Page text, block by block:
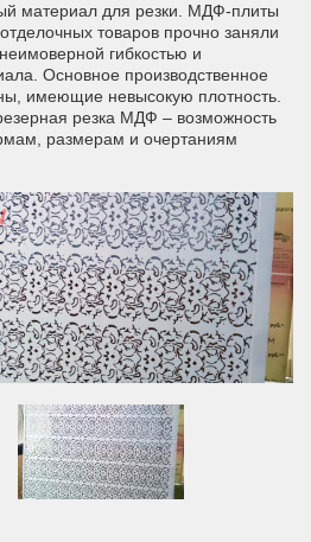
материал для резки. МДФ-плиты
товаров прочно заняли
гибкостью и
Основное производственное
имеющие невысокую плотность.
резка МДФ – возможность
размерам и очертаниям